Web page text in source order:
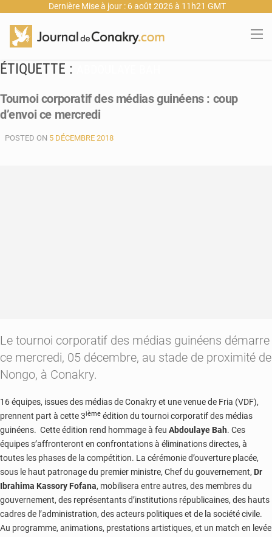
Dernière Mise à jour : 6 août 2026 à 11h21 GMT
ÉTIQUETTE :
Tournoi corporatif des médias guinéens : coup
d’envoi ce mercredi
POSTED ON 5 DÉCEMBRE 2018
Le tournoi corporatif des médias guinéens démarre
ce mercredi, 05 décembre, au stade de proximité de
Nongo, à Conakry.
16 équipes, issues des médias de Conakry et une venue de Fria (VDF),
prennent part à cette 3ième édition du tournoi corporatif des médias
guinéens. Cette édition rend hommage à feu Abdoulaye Bah. Ces
équipes s’affronteront en confrontations à éliminations directes, à
toutes les phases de la compétition. La cérémonie d’ouverture placée,
sous le haut patronage du premier ministre, Chef du gouvernement, Dr
Ibrahima Kassory Fofana, mobilisera entre autres, des membres du
gouvernement, des représentants d’institutions républicaines, des hauts
cadres de l’administration, des acteurs politiques et de la société civile.
Au programme, animations, prestations artistiques, et un match en levée